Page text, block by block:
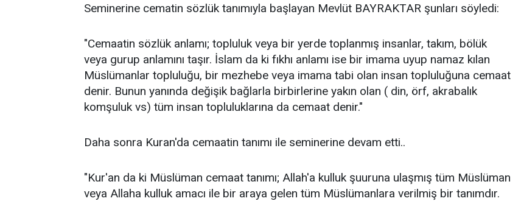
Seminerine cematin sözlük tanımıyla başlayan Mevlüt BAYRAKTAR şunları söyledi:
"Cemaatin sözlük anlamı; topluluk veya bir yerde toplanmış insanlar, takım, bölük
veya gurup anlamını taşır. İslam da ki fıkhı anlamı ise bir imama uyup namaz kılan
Müslümanlar topluluğu, bir mezhebe veya imama tabi olan insan topluluğuna cemaat
denir. Bunun yanında değişik bağlarla birbirlerine yakın olan ( din, örf, akrabalık
komşuluk vs) tüm insan topluluklarına da cemaat denir."
Daha sonra Kuran'da cemaatin tanımı ile seminerine devam etti..
"Kur'an da ki Müslüman cemaat tanımı; Allah'a kulluk şuuruna ulaşmış tüm Müslüman
veya Allaha kulluk amacı ile bir araya gelen tüm Müslümanlara verilmiş bir tanımdır.